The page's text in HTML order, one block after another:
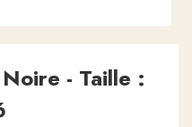
- Taille :